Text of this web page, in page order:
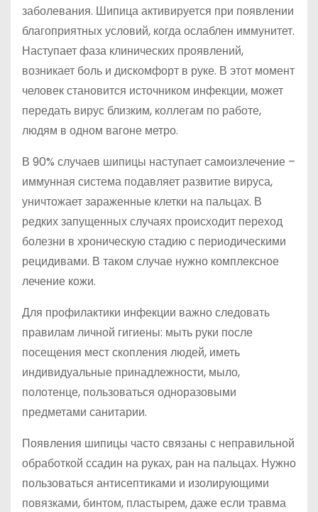
заболевания. Шипица активируется при появлении
благоприятных условий, когда ослаблен иммунитет.
Наступает фаза клинических проявлений,
возникает боль и дискомфорт в руке. В этот момент
человек становится источником инфекции, может
передать вирус близким, коллегам по работе,
людям в одном вагоне метро.
В 90% случаев шипицы наступает самоизлечение –
иммунная система подавляет развитие вируса,
уничтожает зараженные клетки на пальцах. В
редких запущенных случаях происходит переход
болезни в хроническую стадию с периодическими
рецидивами. В таком случае нужно комплексное
лечение кожи.
Для профилактики инфекции важно следовать
правилам личной гигиены: мыть руки после
посещения мест скопления людей, иметь
индивидуальные принадлежности, мыло,
полотенце, пользоваться одноразовыми
предметами санитарии.
Появления шипицы часто связаны с неправильной
обработкой ссадин на руках, ран на пальцах. Нужно
пользоваться антисептиками и изолирующими
повязками, бинтом, пластырем, даже если травма